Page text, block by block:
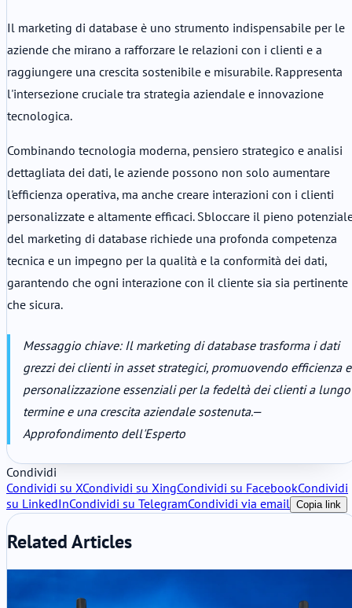
Il marketing di database è uno strumento indispensabile per le
aziende che mirano a rafforzare le relazioni con i clienti e a
raggiungere una crescita sostenibile e misurabile. Rappresenta
l'intersezione cruciale tra strategia aziendale e innovazione
tecnologica.
Combinando tecnologia moderna, pensiero strategico e analisi
dettagliata dei dati, le aziende possono non solo aumentare
l'efficienza operativa, ma anche creare interazioni con i clienti
personalizzate e altamente efficaci. Sbloccare il pieno
del marketing di database richiede una profonda competenza
tecnica e un impegno per la qualità e la conformità dei dati,
garantendo che ogni interazione con il cliente sia sia pertinente
che sicura.
Messaggio chiave: Il marketing di database trasforma i dati
grezzi dei clienti in asset strategici, promuovendo efficienza e
personalizzazione essenziali per la fedeltà dei clienti a lungo
termine e una crescita aziendale sostenuta.—
Approfondimento dell'Esperto
Condividi
Condividi su XCondividi su XingCondividi su FacebookCondividi
su LinkedInCondividi su TelegramCondividi via email Copia link
Related Articles